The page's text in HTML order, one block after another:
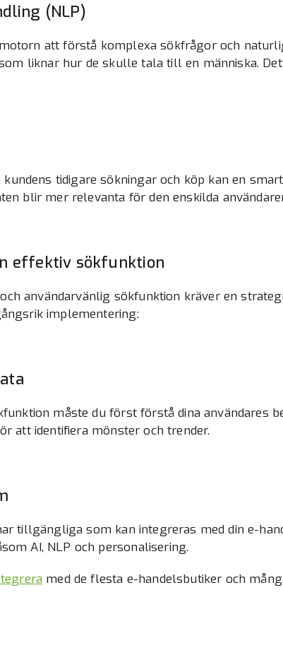
(NLP)
att förstå komplexa sökfrågor och
liknar hur de skulle tala till en människa.
kundens tidigare sökningar och köp kan en
blir mer relevanta för den enskilda
effektiv sökfunktion
användarvänlig sökfunktion kräver en
implementering:
måste du först förstå dina användares
att identifiera mönster och trender.
tillgängliga som kan integreras med din e-
AI, NLP och personalisering.
med de flesta e-handelsbutiker och